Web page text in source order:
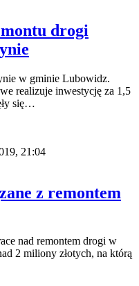
drogi
w gminie Lubowidz.
realizuje inwestycję za 1,5
się…
21:04
z remontem
nad remontem drogi w
2 miliony złotych, na którą